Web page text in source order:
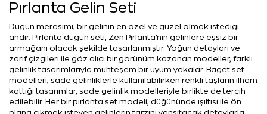
Pırlanta Gelin Seti
Düğün merasimi, bir gelinin en özel ve güzel olmak istediği
andır. Pırlanta düğün seti, Zen Pırlanta’nın gelinlere eşsiz bir
armağanı olacak şekilde tasarlanmıştır. Yoğun detayları ve
zarif çizgileri ile göz alıcı bir görünüm kazanan modeller, farklı
gelinlik tasarımlarıyla muhteşem bir uyum yakalar. Baget set
modelleri, sade gelinliklerle kullanılabilirken renkli taşların ilham
kattığı tasarımlar, sade gelinlik modelleriyle birlikte de tercih
edilebilir. Her bir pırlanta set modeli, düğününde ışıltısı ile ön